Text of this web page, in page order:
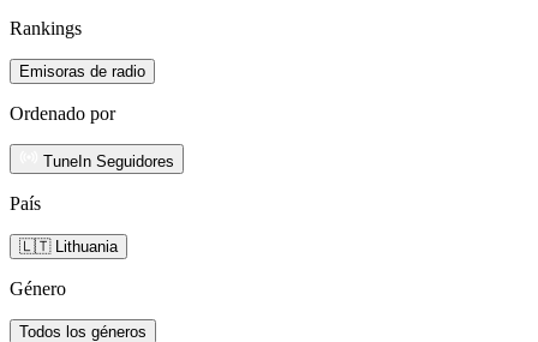
Rankings
Emisoras de radio
Ordenado por
TuneIn Seguidores
País
🇱🇹 Lithuania
Género
Todos los géneros